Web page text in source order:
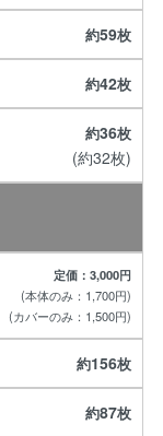
59
42
36
(約32枚)
定価：3,000円
(本体のみ：1,700円)
(カバーのみ：1,500円)
156
87